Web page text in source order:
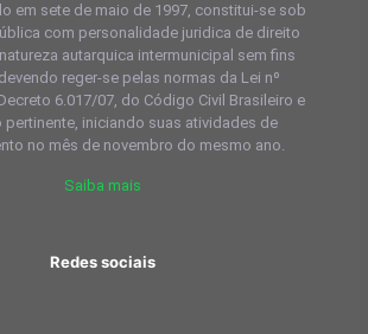
em sete de maio de 1997, constitui-se sob
com personalidade juridica de direito
autarquica intermunicipal sem fins
reger-se pelas normas da Lei nº
6.017/07, do Código Civil Brasileiro e
pertinente, iniciando suas atividades de
no mês de novembro do mesmo ano.
Saiba mais
Redes sociais